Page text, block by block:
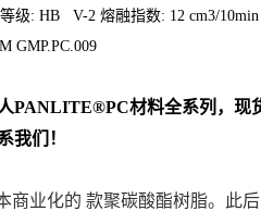
级: HB V-2 熔融指数: 12 cm3/
GMP.PC.009
PANLITE®PC材料全系列 ，现
我们！
商业化的 款聚碳酸酯树脂。此